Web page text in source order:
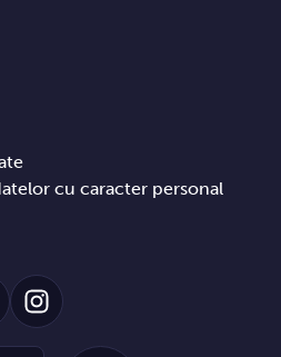
cu caracter personal
Instagram